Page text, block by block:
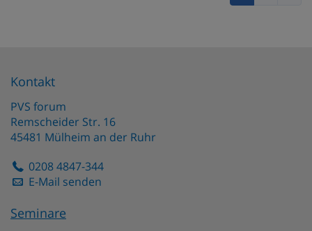
Kontakt
PVS forum
Remscheider Str. 16
45481 Mülheim an der Ruhr
0208 4847-344
E-Mail senden
Seminare